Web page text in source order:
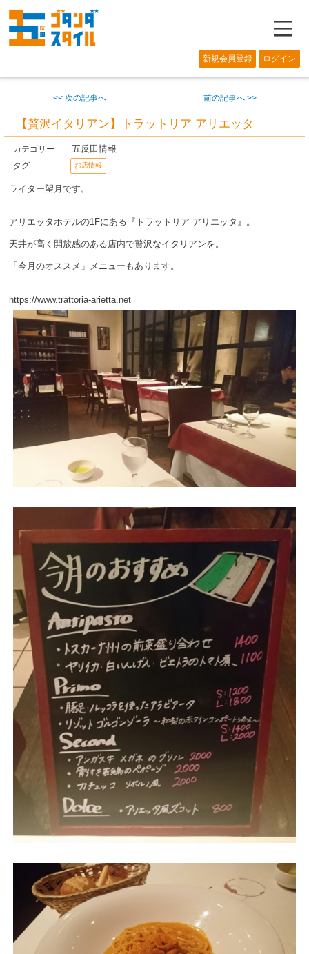
―
新規会員登録 ログイン
<< 次の記事へ 前の記事へ >>
【贅沢イタリアン】トラットリア アリエッタ
カテゴリー 五反田情報
タグ お店情報
ライター望月です。
アリエッタホテルの1Fにある『トラットリア アリエッタ』。
天井が高く開放感のある店内で贅沢なイタリアンを。
「今月のオススメ」メニューもあります。
https://www.trattoria-arietta.net